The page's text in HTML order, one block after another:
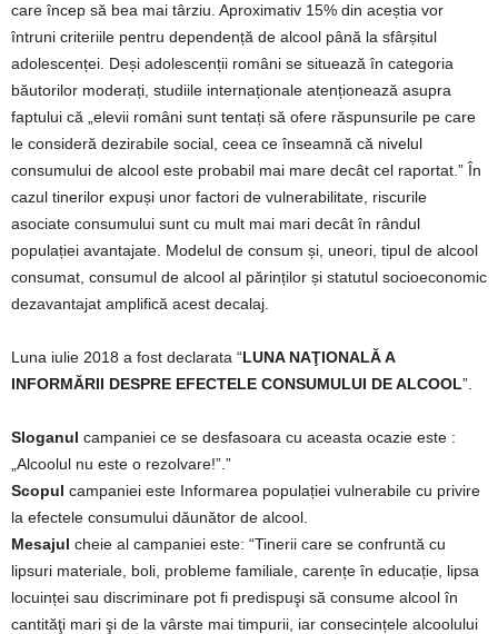
care încep să bea mai târziu. Aproximativ 15% din aceștia vor
întruni criteriile pentru dependență de alcool până la sfârșitul
adolescenței. Deși adolescenții români se situează în categoria
băutorilor moderați, studiile internaționale atenționează asupra
faptului că „elevii români sunt tentați să ofere răspunsurile pe care
le consideră dezirabile social, ceea ce înseamnă că nivelul
consumului de alcool este probabil mai mare decât cel raportat.” În
cazul tinerilor expuși unor factori de vulnerabilitate, riscurile
asociate consumului sunt cu mult mai mari decât în rândul
populației avantajate. Modelul de consum și, uneori, tipul de alcool
consumat, consumul de alcool al părinților și statutul socioeconomic
dezavantajat amplifică acest decalaj.
Luna iulie 2018 a fost declarata “LUNA NAŢIONALĂ A
INFORMĂRII DESPRE EFECTELE CONSUMULUI DE ALCOOL”.
Sloganul campaniei ce se desfasoara cu aceasta ocazie este :
„Alcoolul nu este o rezolvare!”.”
Scopul campaniei este Informarea populației vulnerabile cu privire
la efectele consumului dăunător de alcool.
Mesajul cheie al campaniei este: “Tinerii care se confruntă cu
lipsuri materiale, boli, probleme familiale, carențe în educație, lipsa
locuinței sau discriminare pot fi predispuşi să consume alcool în
cantităţi mari şi de la vârste mai timpurii, iar consecințele alcoolului